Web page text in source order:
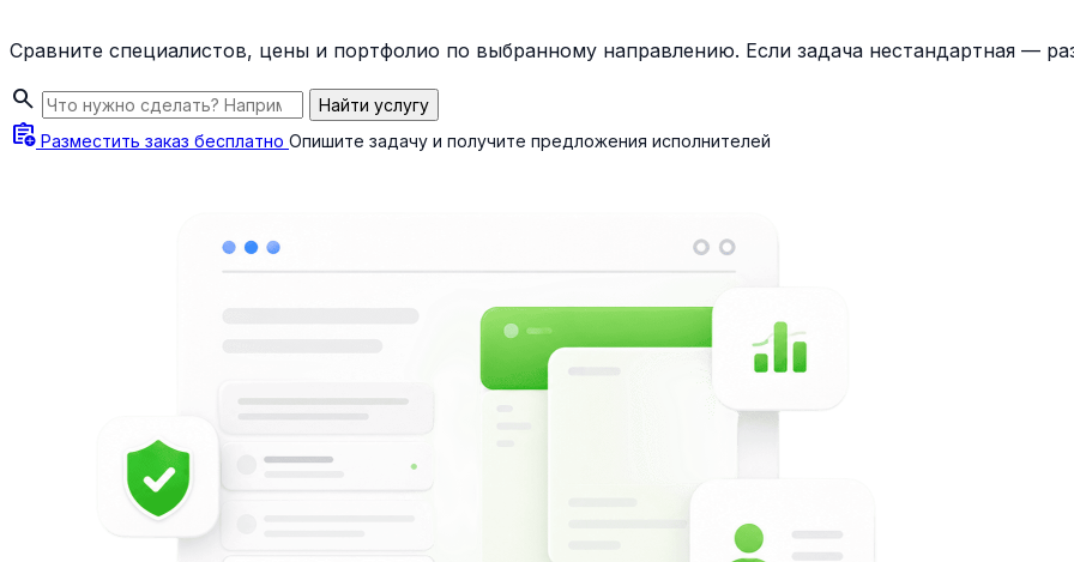
Сравните специалистов, цены и портфолио по выбранному направлению. Если задача нестандартная —
search Найти услугу
assignment_add Разместить заказ бесплатно Опишите задачу и получите предложения исполнителей